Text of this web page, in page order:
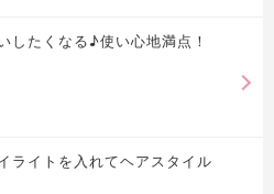
したくなる♪使い心地満点！
ライトを入れてヘアスタイル